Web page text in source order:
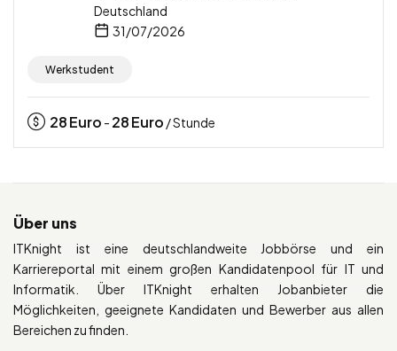
Deutschland
31/07/2026
Werkstudent
28Euro - 28Euro / Stunde
Über uns
ITKnight ist eine deutschlandweite Jobbörse und ein
Karriereportal mit einem großen Kandidatenpool für IT und
Informatik. Über ITKnight erhalten Jobanbieter die
Möglichkeiten, geeignete Kandidaten und Bewerber aus allen
Bereichen zu finden.